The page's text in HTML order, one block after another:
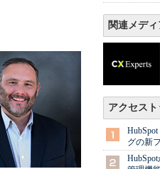
関連メディ
アクセスト
グの新